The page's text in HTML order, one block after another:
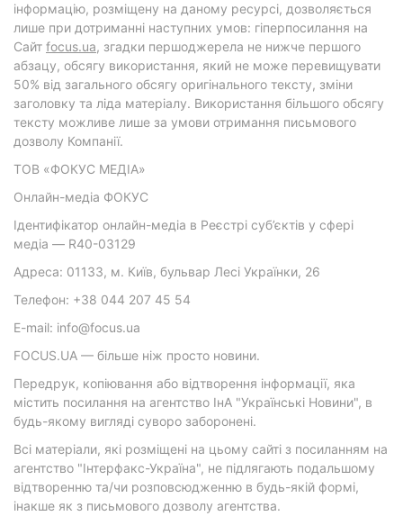
інформацію, розміщену на даному ресурсі, дозволяється
лише при дотриманні наступних умов: гіперпосилання на
Cайт focus.ua, згадки першоджерела не нижче першого
абзацу, обсягу використання, який не може перевищувати
50% від загального обсягу оригінального тексту, зміни
заголовку та ліда матеріалу. Використання більшого обсягу
тексту можливе лише за умови отримання письмового
дозволу Компанії.
ТОВ «ФОКУС МЕДІА»
Онлайн-медіа ФОКУС
Ідентифікатор онлайн-медіа в Реєстрі суб’єктів у сфері
медіа — R40-03129
Адреса: 01133, м. Київ, бульвар Лесі Українки, 26
Телефон: +38 044 207 45 54
E-mail: info@focus.ua
FOCUS.UA — більше ніж просто новини.
Передрук, копіювання або відтворення інформації, яка
містить посилання на агентство ІнА "Українські Новини", в
будь-якому вигляді суворо заборонені.
Всі матеріали, які розміщені на цьому сайті з посиланням на
агентство "Інтерфакс-Україна", не підлягають подальшому
відтворенню та/чи розповсюдженню в будь-якій формі,
інакше як з письмового дозволу агентства.